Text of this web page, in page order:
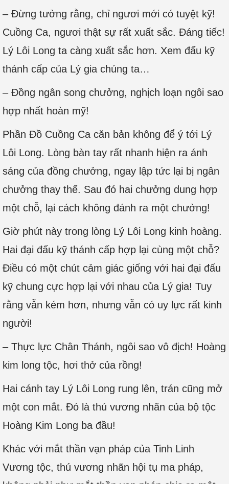
– Đừng tưởng rằng, chỉ ngươi mới có tuyệt kỹ!
Cuồng Ca, ngươi thật sự rất xuất sắc. Đáng tiếc!
Lý Lôi Long ta càng xuất sắc hơn. Xem đấu kỹ
thánh cấp của Lý gia chúng ta…
– Đồng ngân song chưởng, nghịch loạn ngôi sao
hợp nhất hoàn mỹ!
Phần Đồ Cuồng Ca căn bản không để ý tới Lý
Lôi Long. Lòng bàn tay rất nhanh hiện ra ánh
sáng của đồng chưởng, ngay lập tức lại bị ngân
chưởng thay thế. Sau đó hai chưởng dung hợp
một chỗ, lại cách không đánh ra một chưởng!
Giờ phút này trong lòng Lý Lôi Long kinh hoàng.
Hai đại đấu kỹ thánh cấp hợp lại cùng một chỗ?
Điều có một chút cảm giác giống với hai đại đấu
kỹ chung cực hợp lại với nhau của Lý gia! Tuy
rằng vẫn kém hơn, nhưng vẫn có uy lực rất kinh
người!
– Thực lực Chân Thánh, ngôi sao vô địch! Hoàng
kim long tộc, hơi thở của rồng!
Hai cánh tay Lý Lôi Long rung lên, trán cũng mở
một con mắt. Đó là thú vương nhãn của bộ tộc
Hoàng Kim Long ba đầu!
Khác với mắt thần vạn pháp của Tinh Linh
Vương tộc, thú vương nhãn hội tụ ma pháp,